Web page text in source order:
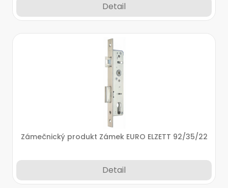
Detail
Zámečnický produkt Zámek EURO ELZETT 92/35/22
Detail